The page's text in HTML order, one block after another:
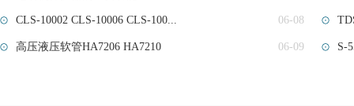
CLS-10002 CLS-10006 CLS-100... 06-08
高压液压软管HA7206 HA7210 06-09 S-